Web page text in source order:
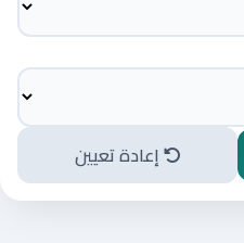
إعادة تعيين